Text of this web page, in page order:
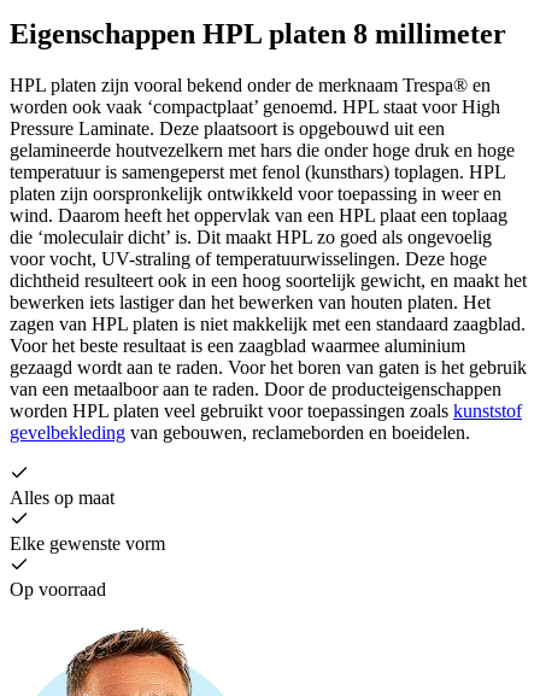
Eigenschappen HPL platen 8 millimeter
HPL platen zijn vooral bekend onder de merknaam Trespa® en
worden ook vaak ‘compactplaat’ genoemd. HPL staat voor High
Pressure Laminate. Deze plaatsoort is opgebouwd uit een
gelamineerde houtvezelkern met hars die onder hoge druk en hoge
temperatuur is samengeperst met fenol (kunsthars) toplagen. HPL
platen zijn oorspronkelijk ontwikkeld voor toepassing in weer en
wind. Daarom heeft het oppervlak van een HPL plaat een toplaag
die ‘moleculair dicht’ is. Dit maakt HPL zo goed als ongevoelig
voor vocht, UV-straling of temperatuurwisselingen. Deze hoge
dichtheid resulteert ook in een hoog soortelijk gewicht, en maakt het
bewerken iets lastiger dan het bewerken van houten platen. Het
zagen van HPL platen is niet makkelijk met een standaard zaagblad.
Voor het beste resultaat is een zaagblad waarmee aluminium
gezaagd wordt aan te raden. Voor het boren van gaten is het gebruik
van een metaalboor aan te raden. Door de producteigenschappen
worden HPL platen veel gebruikt voor toepassingen zoals kunststof
gevelbekleding van gebouwen, reclameborden en boeidelen.
Alles op maat
Elke gewenste vorm
Op voorraad